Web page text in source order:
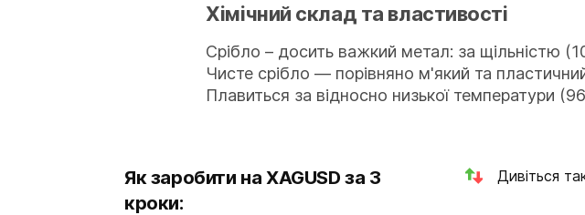
Хімічний склад та властивості
Срібло – досить важкий метал: за щільністю
Чисте срібло — порівняно м'який та
Плавиться за відносно низької температури
Як заробити на XAGUSD за 3
кроки:
Дивіться